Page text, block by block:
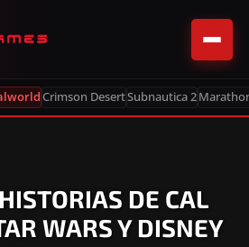
Crimson DesertSubnautica 2
DE CAL
WARS Y DISNEY